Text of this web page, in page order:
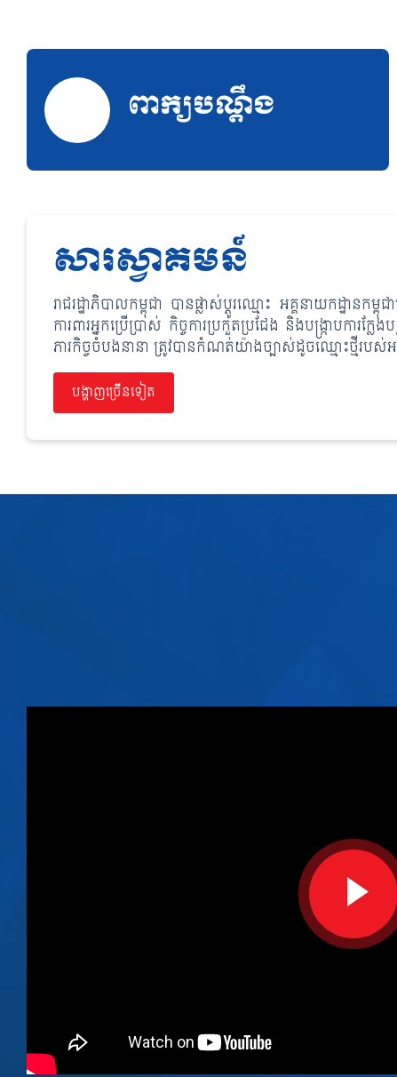
ពាក្យបណ្តឹង
សារស្វាគមន៍
រាជរដ្ឋាភិបាលកម្ពុជា បានផ្លាស់ប្តូរឈ្មោះ អគ្គនាយកដ្ឋា
ការពារអ្នកប្រើប្រាស់ កិច្ចការប្រកួតប្រជែង និងបង្ក្រាបក
ភារកិច្ចចំបងនានា ត្រូវបានកំណត់យ៉ាងច្បាស់ដូចឈ្មោះថ្មីរបស់អង្គ
បង្ហាញច្រើនទៀត